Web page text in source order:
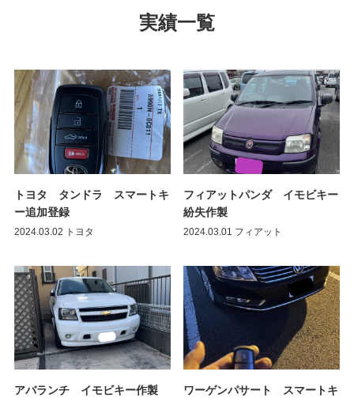
実績一覧
トヨタ タンドラ スマートキ
ー追加登録
2024.03.02 トヨタ
フィアットパンダ イモビキー
紛失作製
2024.03.01 フィアット
アバランチ イモビキー作製
ワーゲンパサート スマートキ